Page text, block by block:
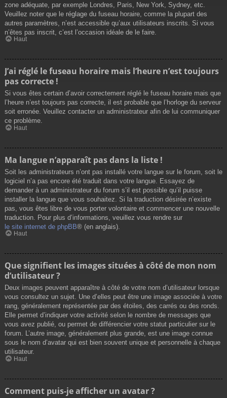
zone adéquate, par exemple Londres, Paris, New York, Sydney, etc.
Veuillez noter que le réglage du fuseau horaire, comme la plupart des
autres paramètres, n’est accessible qu’aux utilisateurs inscrits. Si vous
n’êtes pas inscrit, c’est l’occasion idéale de le faire.
Haut
J’ai réglé le fuseau horaire mais l’heure n’est toujours
pas correcte !
Si vous êtes certain d’avoir correctement réglé le fuseau horaire mais que
l’heure n’est toujours pas correcte, il est probable que l’horloge du serveur
soit erronée. Veuillez contacter un administrateur afin de lui communiquer
ce problème.
Haut
Ma langue n’apparaît pas dans la liste !
Soit les administrateurs n’ont pas installé votre langue sur le forum, soit le
logiciel n’a pas encore été traduit dans votre langue. Essayez de
demander à un administrateur du forum s’il est possible qu’il puisse
installer la langue que vous souhaitez. Si la traduction désirée n’existe
pas, vous êtes libre de vous porter volontaire et commencer une nouvelle
traduction. Pour plus d’informations, veuillez vous rendre sur
le site internet de phpBB® (en anglais).
Haut
Que signifient les images situées à côté de mon nom
d’utilisateur ?
Deux images peuvent apparaître à côté de votre nom d’utilisateur lorsque
vous consultez un sujet. Une d’elles peut être une image associée à votre
rang, généralement représentée par des étoiles, des carrés ou des ronds.
Elle permet d’indiquer votre activité selon le nombre de messages que
vous avez publié, ou permet de différencier votre statut particulier sur le
forum. L’autre image, généralement plus grande, est une image connue
sous le nom d’avatar qui est bien souvent unique et personnelle à chaque
utilisateur.
Haut
Comment puis-je afficher un avatar ?